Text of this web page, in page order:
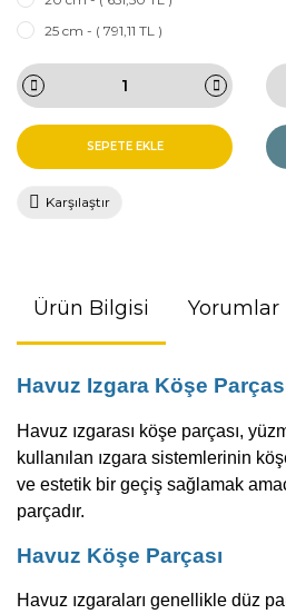
25 cm - ( 791,11 TL )
SEPETE EKLE
Karşılaştır
Ürün Bilgisi Yorumlar
Havuz Izgara Köşe
Havuz ızgarası köşe parçası,
kullanılan ızgara sistemlerinin
ve estetik bir geçiş sağlamak
parçadır.
Havuz Köşe Parçası
Havuz ızgaraları genellikle düz